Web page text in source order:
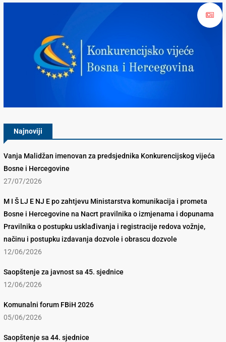
Najnoviji
Vanja Malidžan imenovan za predsjednika Konkurencijskog vijeća
Bosne i Hercegovine
27/07/2026
M I Š LJ E NJ E po zahtjevu Ministarstva komunikacija i prometa
Bosne i Hercegovine na Nacrt pravilnika o izmjenama i dopunama
Pravilnika o postupku usklađivanja i registracije redova vožnje,
načinu i postupku izdavanja dozvole i obrascu dozvole
12/06/2026
Saopštenje za javnost sa 45. sjednice
12/06/2026
Komunalni forum FBiH 2026
05/06/2026
Saopštenje sa 44. sjednice